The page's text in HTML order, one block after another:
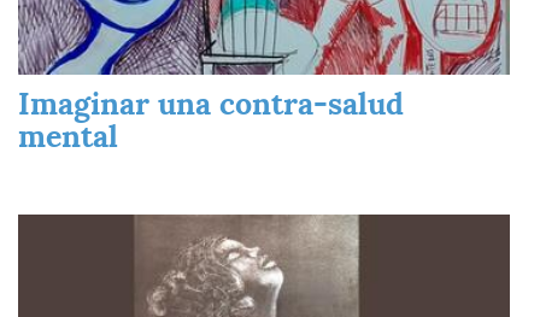
Imaginar una contra-salud
mental